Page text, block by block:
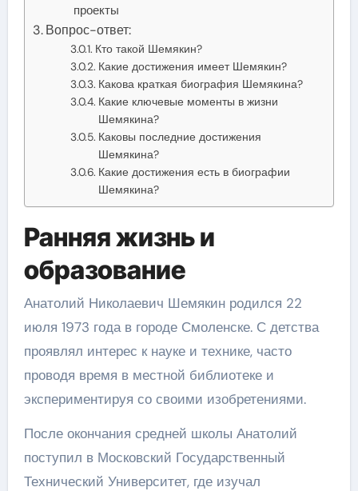
проекты
Вопрос-ответ:
Кто такой Шемякин?
Какие достижения имеет Шемякин?
Какова краткая биография Шемякина?
Какие ключевые моменты в жизни
Шемякина?
Каковы последние достижения
Шемякина?
Какие достижения есть в биографии
Шемякина?
Ранняя жизнь и
образование
Анатолий Николаевич Шемякин родился 22
июля 1973 года в городе Смоленске. С детства
проявлял интерес к науке и технике, часто
проводя время в местной библиотеке и
экспериментируя со своими изобретениями.
После окончания средней школы Анатолий
поступил в Московский Государственный
Технический Университет, где изучал